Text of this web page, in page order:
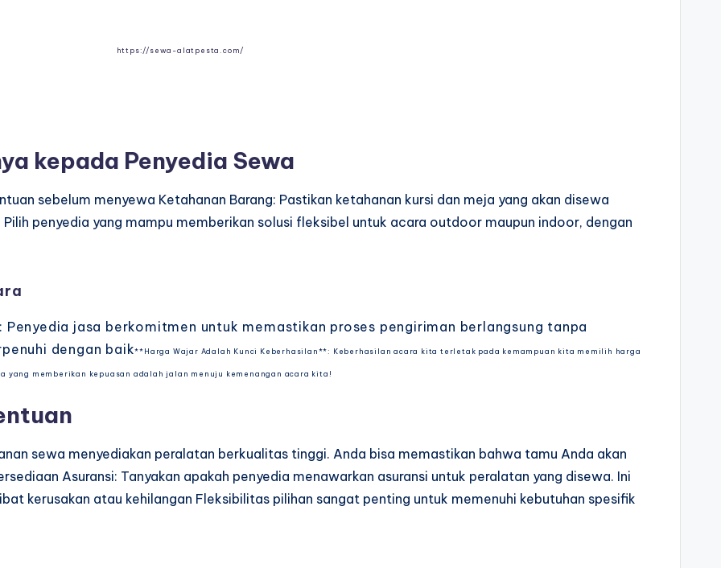
https://sewa-alatpesta.com/
kepada Penyedia Sewa
sebelum menyewa Ketahanan Barang: Pastikan ketahanan kursi dan meja yang akan disewa
penyedia yang mampu memberikan solusi fleksibel untuk acara outdoor maupun indoor, dengan
jasa berkomitmen untuk memastikan proses pengiriman berlangsung tanpa
dengan baik**Harga Wajar Adalah Kunci Keberhasilan**: Keberhasilan acara kita terletak pada kemampuan kita memilih harga
memberikan kepuasan adalah jalan menuju kemenangan acara kita!
sewa menyediakan peralatan berkualitas tinggi. Anda bisa memastikan bahwa tamu Anda akan
Asuransi: Tanyakan apakah penyedia menawarkan asuransi untuk peralatan yang disewa. Ini
kerusakan atau kehilangan Fleksibilitas pilihan sangat penting untuk memenuhi kebutuhan spesifik